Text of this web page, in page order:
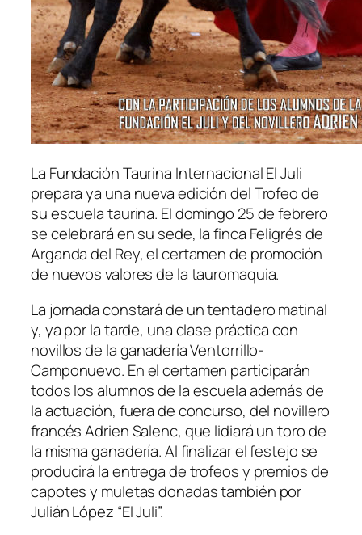
La Fundación Taurina Internacional El Juli
prepara ya una nueva edición del Trofeo de
su escuela taurina. El domingo 25 de febrero
se celebrará en su sede, la finca Feligrés de
Arganda del Rey, el certamen de promoción
de nuevos valores de la tauromaquia.
La jornada constará de un tentadero matinal
y, ya por la tarde, una clase práctica con
novillos de la ganadería Ventorrillo-
Camponuevo. En el certamen participarán
todos los alumnos de la escuela además de
la actuación, fuera de concurso, del novillero
francés Adrien Salenc, que lidiará un toro de
la misma ganadería. Al finalizar el festejo se
producirá la entrega de trofeos y premios de
capotes y muletas donadas también por
Julián López “El Juli”.